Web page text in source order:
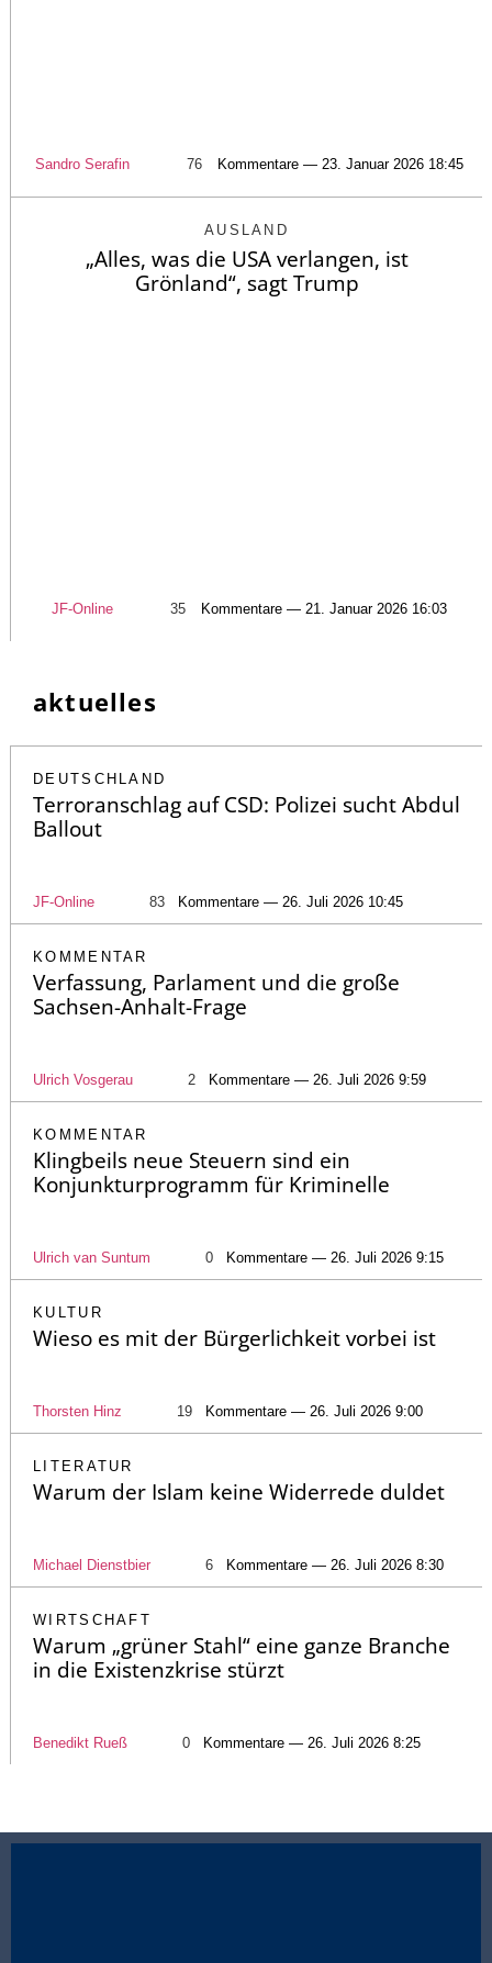
Sandro Serafin 76 Kommentare — 23. Januar 2026 18:45
AUSLAND
„Alles, was die USA verlangen, ist
Grönland“, sagt Trump
JF-Online 35 Kommentare — 21. Januar 2026 16:03
aktuelles
DEUTSCHLAND
Terroranschlag auf CSD: Polizei sucht Abdul
Ballout
JF-Online 83 Kommentare — 26. Juli 2026 10:45
KOMMENTAR
Verfassung, Parlament und die große
Sachsen-Anhalt-Frage
Ulrich Vosgerau 2 Kommentare — 26. Juli 2026 9:59
KOMMENTAR
Klingbeils neue Steuern sind ein
Konjunkturprogramm für Kriminelle
Ulrich van Suntum 0 Kommentare — 26. Juli 2026 9:15
KULTUR
Wieso es mit der Bürgerlichkeit vorbei ist
Thorsten Hinz 19 Kommentare — 26. Juli 2026 9:00
LITERATUR
Warum der Islam keine Widerrede duldet
Michael Dienstbier 6 Kommentare — 26. Juli 2026 8:30
WIRTSCHAFT
Warum „grüner Stahl“ eine ganze Branche
in die Existenzkrise stürzt
Benedikt Rueß 0 Kommentare — 26. Juli 2026 8:25